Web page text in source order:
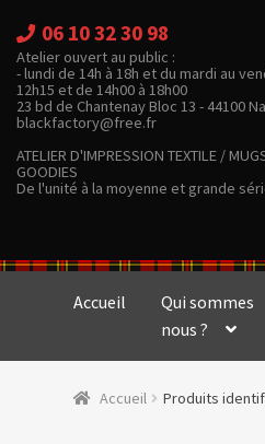
06 10 32 30 98
Atelier ouvert au public :
- lundi de 14h à 18h et du mardi au
12h15 et de 14h00 à 18h00
23 bd de Chantenay Bloc 13 - 44100
blackfactory@free.fr
ATELIER D'IMPRESSION TEXTILE /
GOODIES
De l'unité à la moyenne et grande
Accueil
Qui sommes
nous ?
Accueil Produits